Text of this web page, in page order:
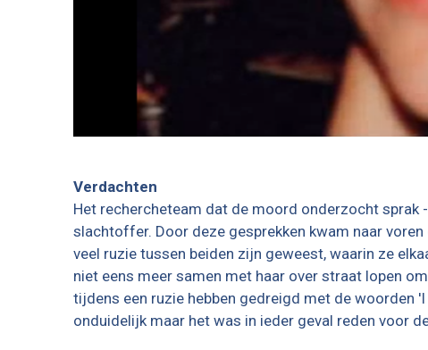
Verdachten
Het rechercheteam dat de moord onderzocht sprak
slachtoffer. Door deze gesprekken kwam naar
veel ruzie tussen beiden zijn geweest, waarin ze
niet eens meer samen met haar over straat lopen
tijdens een ruzie hebben gedreigd met de woorden
onduidelijk maar het was in ieder geval reden voor